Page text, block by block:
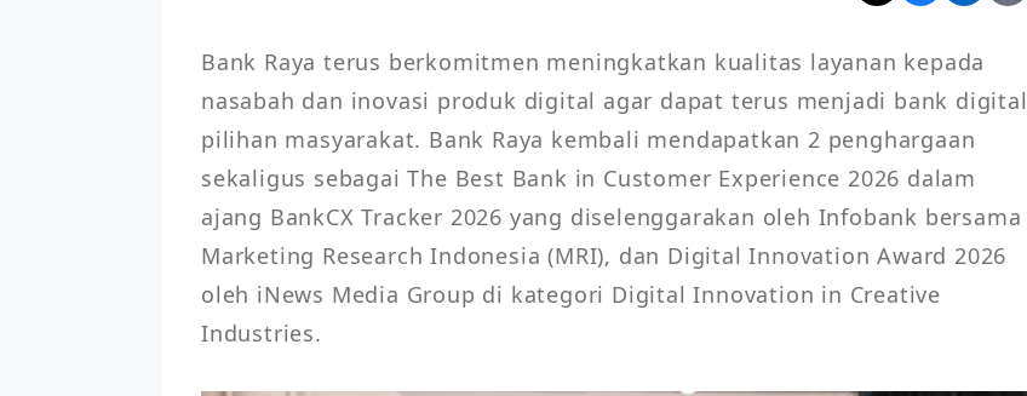
Bank Raya terus berkomitmen meningkatkan kualitas layanan kepada
nasabah dan inovasi produk digital agar dapat terus menjadi bank digital
pilihan masyarakat. Bank Raya kembali mendapatkan 2 penghargaan
sekaligus sebagai The Best Bank in Customer Experience 2026 dalam
ajang BankCX Tracker 2026 yang diselenggarakan oleh Infobank bersama
Marketing Research Indonesia (MRI), dan Digital Innovation Award 2026
oleh iNews Media Group di kategori Digital Innovation in Creative
Industries.